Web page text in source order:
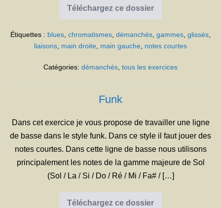
Téléchargez ce dossier
Démanchés
Étiquettes : blues, chromatismes, démanchés, gammes, glissés,
liaisons, main droite, main gauche, notes courtes
Catégories: démanchés, tous les exercices
Funk
Dans cet exercice je vous propose de travailler une ligne
de basse dans le style funk. Dans ce style il faut jouer des
notes courtes. Dans cette ligne de basse nous utilisons
principalement les notes de la gamme majeure de Sol
(Sol / La / Si / Do / Ré / Mi / Fa# / […]
Téléchargez ce dossier
Funk